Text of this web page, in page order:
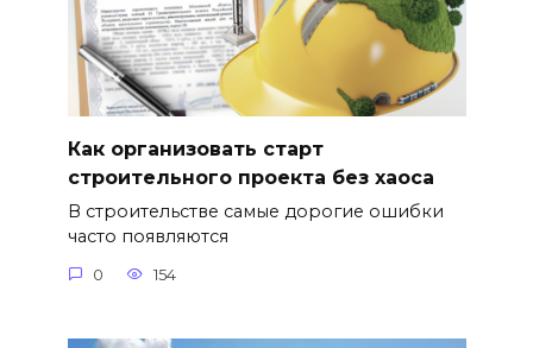
Как организовать старт
строительного проекта без хаоса
В строительстве самые дорогие ошибки
часто появляются
0 154